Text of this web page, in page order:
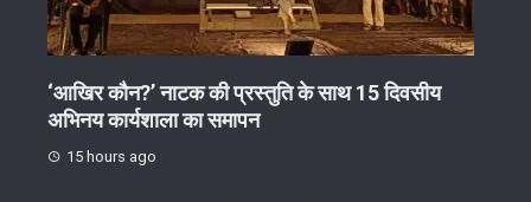
‘आखिर कौन?’ नाटक की प्रस्तुति के साथ 15 दिवसीय
अभिनय कार्यशाला का समापन
15 hours ago